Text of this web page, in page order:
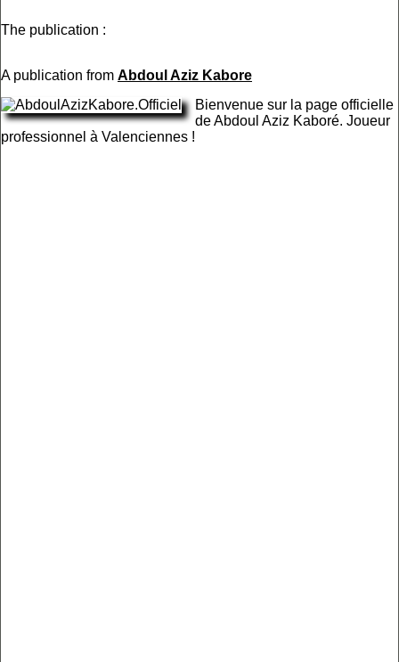
The publication :
A publication from Abdoul Aziz Kabore
Bienvenue sur la page officielle
de Abdoul Aziz Kaboré. Joueur
professionnel à Valenciennes !